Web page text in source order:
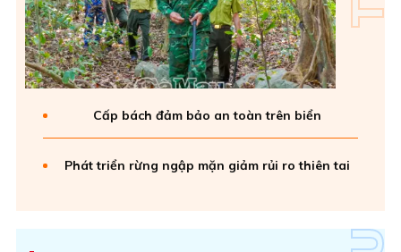
Cấp bách đảm bảo an toàn trên biển
Phát triển rừng ngập mặn giảm rủi ro thiên tai